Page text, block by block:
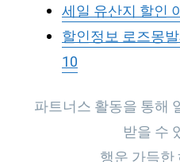
세일 유산지 할인
할인정보 로즈몽
10
파트너스 활동을 통해
받을 수